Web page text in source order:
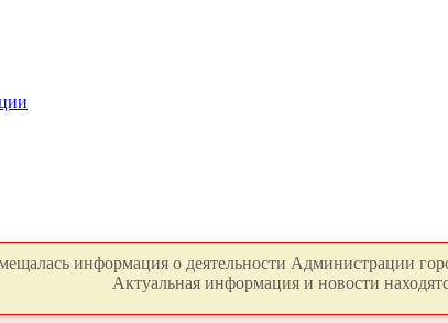
информация о деятельности Администрации
Актуальная информация и новости